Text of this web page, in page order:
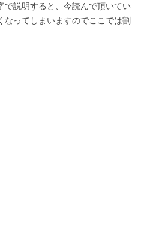
で説明すると、今読んで頂いてい
なってしまいますのでここでは割